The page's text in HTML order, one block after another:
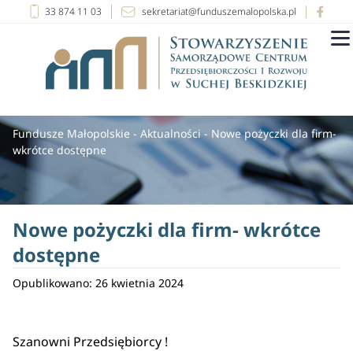
33 874 11 03 sekretariat@funduszemalopolska.pl
Fundusze Małopolskie - Aktualności- Nowe pożyczki dla firm-
wkrótce dostępne
Nowe pożyczki dla firm- wkrótce
dostępne
Opublikowano: 26 kwietnia 2024
Szanowni Przedsiębiorcy !